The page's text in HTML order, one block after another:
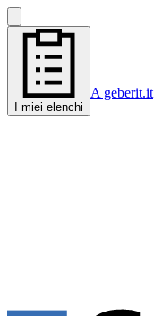
I miei elenchi
A geberit.it